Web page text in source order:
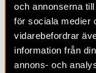
och annonserna
för sociala medier
vidarebefordrar
information från
annons- och
LÄS MER OM:
PUBLIKATION